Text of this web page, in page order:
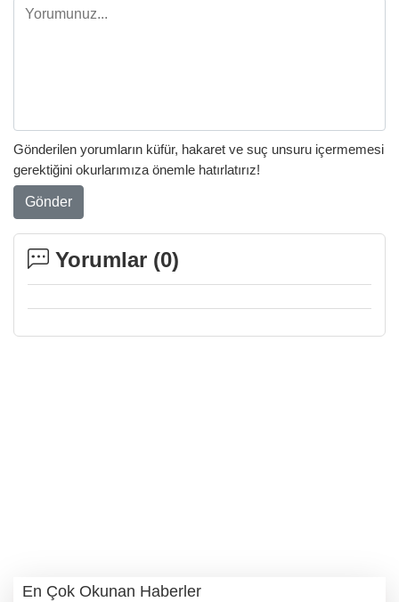
Gönderilen yorumların küfür, hakaret ve suç unsuru içermemesi
gerektiğini okurlarımıza önemle hatırlatırız!
Gönder
Yorumlar (0)
En Çok Okunan Haberler